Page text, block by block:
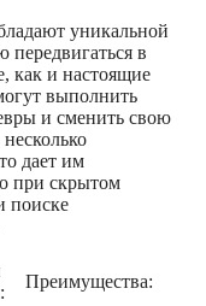
уникальной
передвигаться в
как и настоящие
выполнить
и сменить свою
дает им
при скрытом
поиске
Преимущества: